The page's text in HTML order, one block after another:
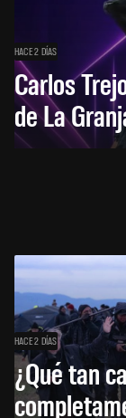
HACE 2 DÍAS
Carlos
de La
HACE 2 DÍAS
¿Qué tan